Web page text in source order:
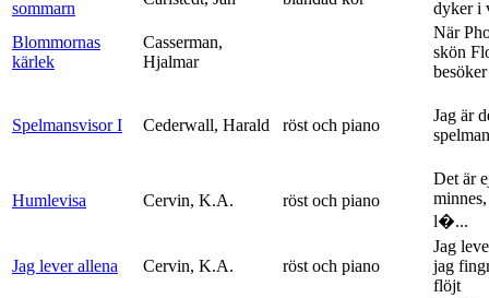
sommarn
dyker i
Blommornas
kärlek
Casserman,
Hjalmar
När
skön
besöker
Spelmansvisor I Cederwall, Harald röst och piano
Jag är
spelman
Humlevisa Cervin, K.A. röst och piano
Det är
l�...
Jag lever allena Cervin, K.A. röst och piano
Jag
jag
flöjt